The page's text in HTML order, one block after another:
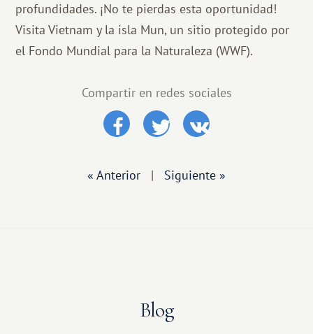
profundidades. ¡No te pierdas esta oportunidad!
Visita Vietnam y la isla Mun, un sitio protegido por
el Fondo Mundial para la Naturaleza (WWF).
Compartir en redes sociales
« Anterior | Siguiente »
Blog